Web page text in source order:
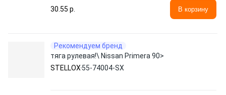
30.55 p.
В корзину
Рекомендуем бренд
тяга рулевая!\ Nissan Primera 90>
STELLOX 55-74004-SX